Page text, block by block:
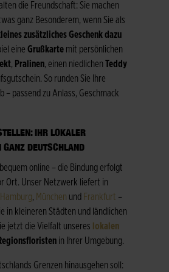
die Freundschaft: Sie machen
ganz Besonderem, wenn Sie als
zusätzliches Geschenk dazu
eine Grußkarte mit persönlichen
, Pralinen, einen niedlichen Teddy
So runden Sie Ihre
– passend zu Anlass, Geschmack
IHR LOKALER
DEUTSCHLAND
online – die Bindung erfolgt
Ort. Unser Netzwerk liefert in
Hamburg, München und Frankfurt –
in kleineren Städten und ländlichen
jetzt die Vielfalt unseres lokalen
in Ihrer Umgebung.
Grenzen hinausgehen soll: